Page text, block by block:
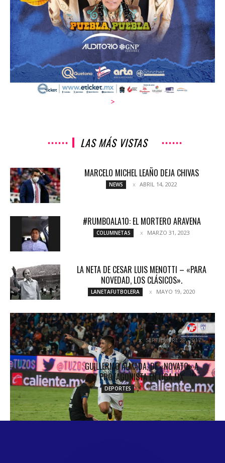
>
LAS MÁS VISTAS
MARCELO MICHEL LEAÑO DEJA CHIVAS
NEWS ABRIL 14, 2022
#RUMBOALA10: EL MORTERO ARAVENA
COLUMNETAS MARZO 31, 2023
LA NETA DE CESAR LUIS MENOTTI – «PARA
NOVEDAD, LOS CLÁSICOS».
LANETAFUTBOLERA MAYO 19, 2020
TUZOS GOLEÓ Y NO HAY MÁS INVICTOS EN LA
LIGA
UNCATEGORIZED SEPTIEMBRE 29, 2017
GUILLERMO ALMADA, DE «NOVATO» A
PROTAGONISTA EN LIGA MX
DEPORTES ABRIL 2, 2020